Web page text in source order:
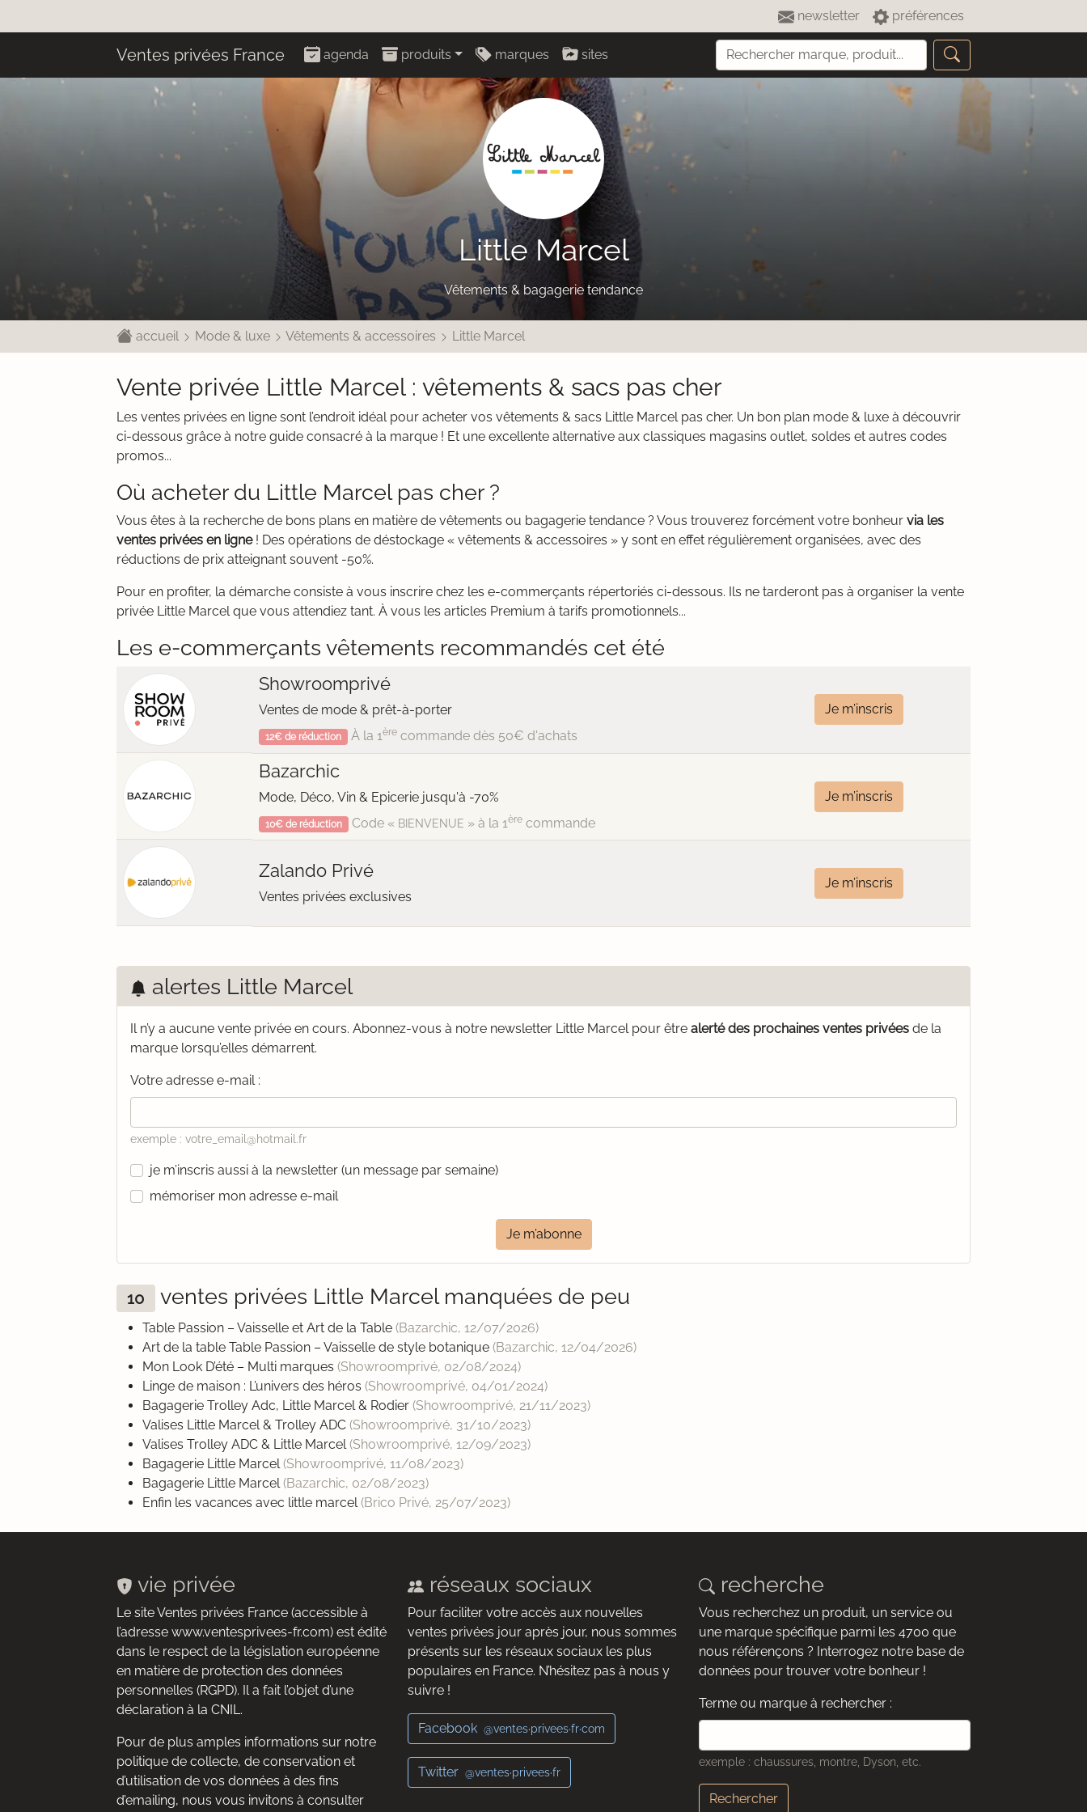
newsletter préférences
Ventes privées France agenda produits marques sites
Little Marcel
Vêtements & bagagerie tendance
accueil Mode & luxe Vêtements & accessoires Little Marcel
Vente privée Little Marcel : vêtements & sacs pas cher
Les ventes privées en ligne sont l’endroit idéal pour acheter vos vêtements & sacs Little Marcel pas cher. Un bon plan mode & luxe à découvrir
ci-dessous grâce à notre guide consacré à la marque ! Et une excellente alternative aux classiques magasins outlet, soldes et autres codes
promos...
Où acheter du Little Marcel pas cher ?
Vous êtes à la recherche de bons plans en matière de vêtements ou bagagerie tendance ? Vous trouverez forcément votre bonheur via les
ventes privées en ligne! Des opérations de déstockage « vêtements & accessoires » y sont en effet régulièrement organisées, avec des
réductions de prix atteignant souvent -50%.
Pour en profiter, la démarche consiste à vous inscrire chez les e-commerçants répertoriés ci-dessous. Ils ne tarderont pas à organiser la vente
privée Little Marcel que vous attendiez tant. À vous les articles Premium à tarifs promotionnels...
Les e-commerçants vêtements recommandés cet été
Showroomprivé
Ventes de mode & prêt-à-porter
12€ de réduction À la 1èrecommande dès 50€ d'achats
Je m’inscris
Bazarchic
Mode, Déco, Vin & Epicerie jusqu'à -70%
10€ de réduction Code « BIENVENUE » à la 1èrecommande
Je m’inscris
Zalando Privé
Ventes privées exclusives
Je m’inscris
alertes Little Marcel
Il n’y a aucune vente privée en cours. Abonnez-vous à notre newsletter Little Marcel pour être alerté des prochaines ventes privées de la
marque lorsqu’elles démarrent.
Votre adresse e-mail :
exemple : votre_email@hotmail.fr
je m’inscris aussi à la newsletter (un message par semaine)
mémoriser mon adresse e-mail
Je m’abonne
10 ventes privées Little Marcel manquées de peu
Table Passion – Vaisselle et Art de la Table (Bazarchic, 12/07/2026)
Art de la table Table Passion – Vaisselle de style botanique (Bazarchic, 12/04/2026)
Mon Look D’été – Multi marques (Showroomprivé, 02/08/2024)
Linge de maison : L’univers des héros (Showroomprivé, 04/01/2024)
Bagagerie Trolley Adc, Little Marcel & Rodier (Showroomprivé, 21/11/2023)
Valises Little Marcel & Trolley ADC (Showroomprivé, 31/10/2023)
Valises Trolley ADC & Little Marcel(Showroomprivé, 12/09/2023)
Bagagerie Little Marcel(Showroomprivé, 11/08/2023)
Bagagerie Little Marcel(Bazarchic, 02/08/2023)
Enfin les vacances avec little marcel(Brico Privé, 25/07/2023)
vie privée
Le site Ventes privées France (accessible à
l’adresse www.ventesprivees-fr.com) est édité
dans le respect de la législation européenne
en matière de protection des données
personnelles (RGPD). Il a fait l’objet d’une
déclaration à la CNIL.
Pour de plus amples informations sur notre
politique de collecte, de conservation et
d’utilisation de vos données à des fins
d’emailing, nous vous invitons à consulter
réseaux sociaux
Pour faciliter votre accès aux nouvelles
ventes privées jour après jour, nous sommes
présents sur les réseaux sociaux les plus
populaires en France. N’hésitez pas à nous y
suivre !
Facebook @ventes·privees·fr·com
Twitter @ventes·privees·fr
recherche
Vous recherchez un produit, un service ou
une marque spécifique parmi les 4700 que
nous référençons ? Interrogez notre base de
données pour trouver votre bonheur !
Terme ou marque à rechercher :
exemple : chaussures, montre, Dyson, etc.
Rechercher